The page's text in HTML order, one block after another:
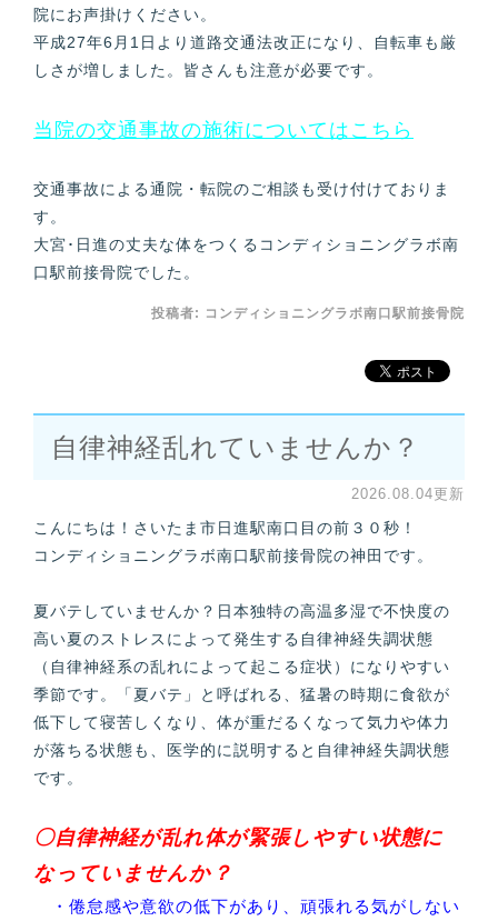
院にお声掛けください。
平成27年6月1日より道路交通法改正になり、自転車も厳
しさが増しました。皆さんも注意が必要です。
当院の交通事故の施術についてはこちら
交通事故による通院・転院のご相談も受け付けておりま
す。
大宮･日進の丈夫な体をつくるコンディショニングラボ南
口駅前接骨院でした。
投稿者: コンディショニングラボ南口駅前接骨院
自律神経乱れていませんか？
2026.08.04更新
こんにちは！さいたま市日進駅南口目の前３０秒！
コンディショニングラボ南口駅前接骨院の神田です。
夏バテしていませんか？日本独特の高温多湿で不快度の
高い夏のストレスによって発生する自律神経失調状態
（自律神経系の乱れによって起こる症状）になりやすい
季節です。「夏バテ」と呼ばれる、猛暑の時期に食欲が
低下して寝苦しくなり、体が重だるくなって気力や体力
が落ちる状態も、医学的に説明すると自律神経失調状態
です。
〇自律神経が乱れ体が緊張しやすい状態に
なっていませんか？
・倦怠感や意欲の低下があり、頑張れる気がしない